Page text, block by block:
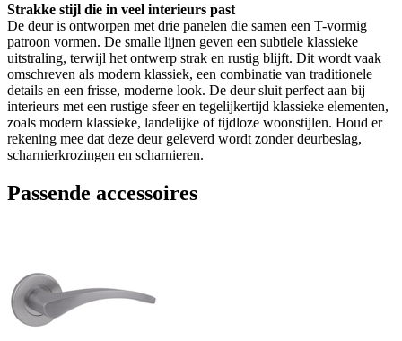
Strakke stijl die in veel interieurs past
De deur is ontworpen met drie panelen die samen een T-vormig
patroon vormen. De smalle lijnen geven een subtiele klassieke
uitstraling, terwijl het ontwerp strak en rustig blijft. Dit wordt vaak
omschreven als modern klassiek, een combinatie van traditionele
details en een frisse, moderne look. De deur sluit perfect aan bij
interieurs met een rustige sfeer en tegelijkertijd klassieke elementen,
zoals modern klassieke, landelijke of tijdloze woonstijlen. Houd er
rekening mee dat deze deur geleverd wordt zonder deurbeslag,
scharnierkrozingen en scharnieren.
Passende accessoires